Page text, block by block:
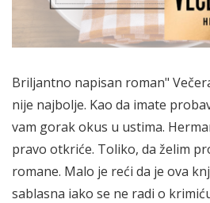
Briljantno napisan roman"
nije najbolje. Kao da imate
vam gorak okus u ustima.
pravo otkriće. Toliko, da želim
romane. Malo je reći da je ova
sablasna iako se ne radi o